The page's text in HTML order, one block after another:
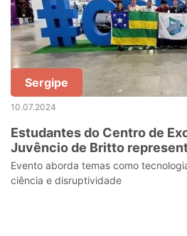
Sergipe
10.07.2024
Estudantes do Centro de
Juvêncio de Britto
Campus Party Brasil
Evento aborda temas como
ciência e disruptividade